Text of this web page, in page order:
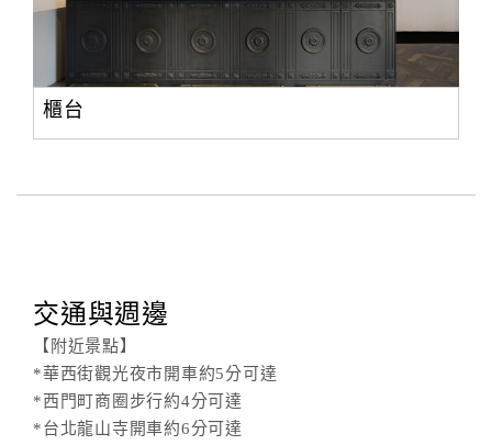
櫃台
交通與週邊
【附近景點】
*華西街觀光夜市開車約5分可達
*西門町商圈步行約4分可達
*台北龍山寺開車約6分可達